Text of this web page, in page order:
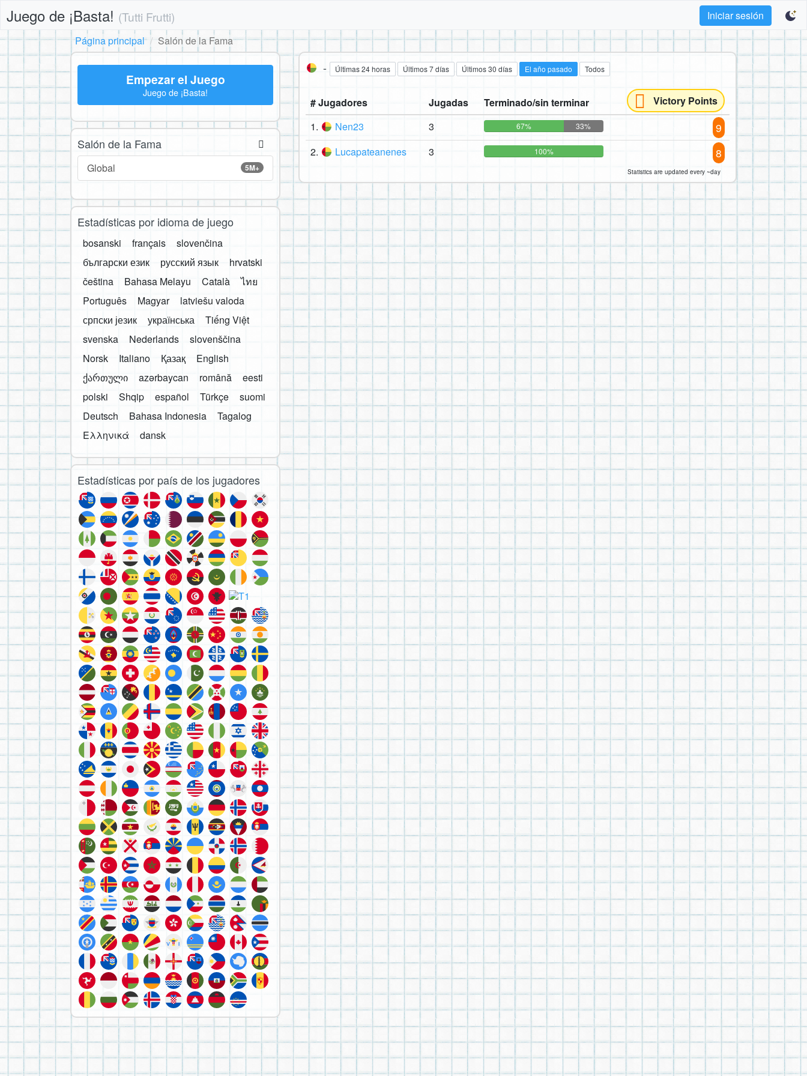
Juego de ¡Basta! (Tutti Frutti)
Iniciar sesión
Página principal
Salón de la Fama
- Últimas 24 horas Últimos 7 días Últimos 30 días El año pasado Todos
# Jugadores Jugadas Terminado/sin terminar
Victory Points
1.
Nen23 3 67% 33% 9
2. Lucapateanenes 3 100% 8
Statistics are updated every ~day
Empezar el Juego
Juego de ¡Basta!
Salón de la Fama
5M+
Global
Estadísticas por idioma de juego
bosanski français
slovenčina
български език
русский язык
hrvatski
čeština
Bahasa Melayu Català
ไทย
Português
Magyar
latviešu valoda
српски језик
українська
Tiếng Việt
svenska
Nederlands
slovenščina
Norsk
Italiano Қазақ
English
ქართული
azərbaycan română
eesti
polski
Shqip español Türkçe
suomi
Deutsch
Bahasa Indonesia
Tagalog
Ελληνικά
dansk
Estadísticas por país de los jugadores